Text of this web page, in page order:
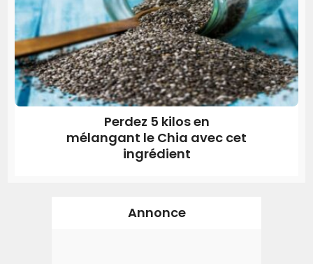
Perdez 5 kilos en
mélangant le Chia avec cet
ingrédient
Annonce